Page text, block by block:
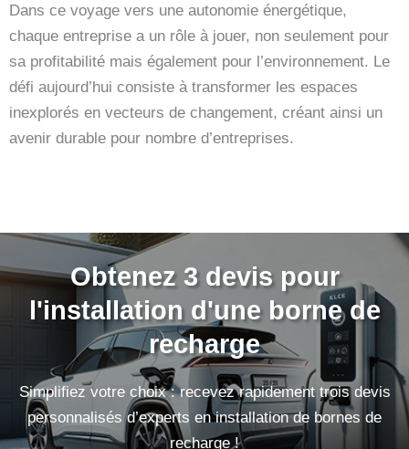
Dans ce voyage vers une autonomie énergétique,
chaque entreprise a un rôle à jouer, non seulement pour
sa profitabilité mais également pour l’environnement. Le
défi aujourd’hui consiste à transformer les espaces
inexplorés en vecteurs de changement, créant ainsi un
avenir durable pour nombre d’entreprises.
Obtenez 3 devis pour
l'installation d'une borne de
recharge
Simplifiez votre choix : recevez rapidement trois devis
personnalisés d’experts en installation de bornes de
recharge !